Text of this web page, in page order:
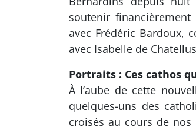
soutenir
avec Frédéric Bardoux,
avec Isabelle de
Portraits : Ces cathos
À l’aube de cette
quelques-uns des
croisés au cours de